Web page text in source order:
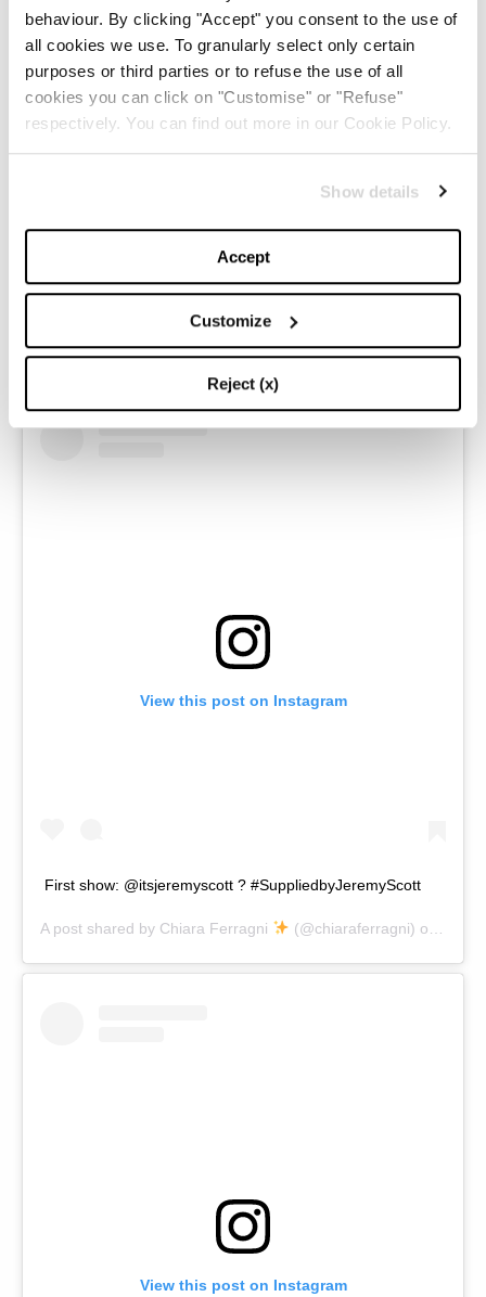
behaviour. By clicking "Accept" you consent to the use of
all cookies we use. To granularly select only certain
purposes or third parties or to refuse the use of all
cookies you can click on "Customise" or "Refuse"
respectively. You can find out more in our Cookie Policy.
Show details
Accept
Customize
Reject (x)
Before the Christmas parade in a @giambattistavalliparis
haute couture dress
#SuppliedByGiambattistaValli
A post shared by Chiara Ferragni (@chiaraferragni) on
Come sempre, lefashion weekrappresentano per
Chiara la migliore occasione per mettere alla prova il
indimenticabili. Le fashion week dello scorso
settembre sono state forse quelle che ricorderemo
maggiormente grazie agli splendidi outfit firmati
Jacquemus, Jeremy ScotteChristian Dior.
View this post on Instagram
First show: @itsjeremyscott ? #SuppliedbyJeremyScott
A post shared by Chiara Ferragni (@chiaraferragni) on
View this post on Instagram